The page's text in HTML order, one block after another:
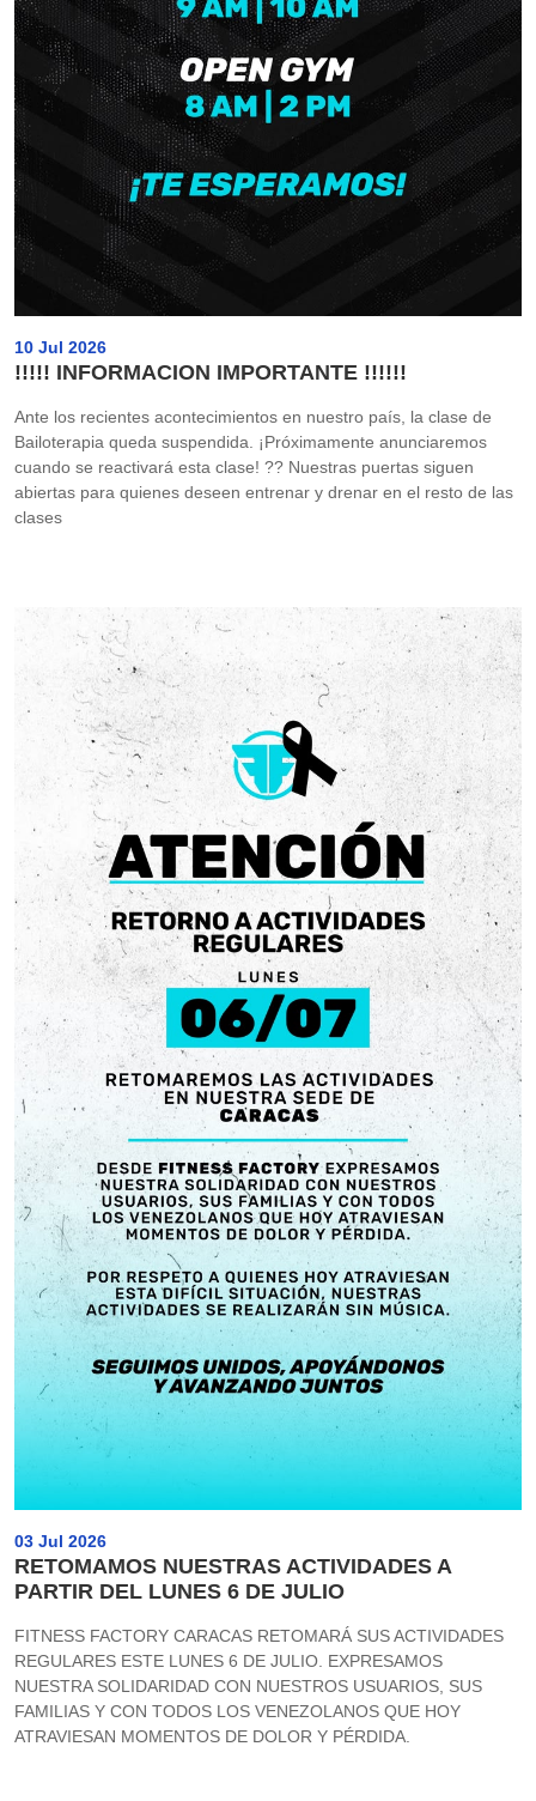
10 Jul 2026
!!!!! INFORMACION IMPORTANTE !!!!!!
Ante los recientes acontecimientos en nuestro país, la clase de
Bailoterapia queda suspendida. ¡Próximamente anunciaremos
cuando se reactivará esta clase! ?? Nuestras puertas siguen
abiertas para quienes deseen entrenar y drenar en el resto de las
clases
03 Jul 2026
RETOMAMOS NUESTRAS ACTIVIDADES A
PARTIR DEL LUNES 6 DE JULIO
FITNESS FACTORY CARACAS RETOMARÁ SUS ACTIVIDADES
REGULARES ESTE LUNES 6 DE JULIO. EXPRESAMOS
NUESTRA SOLIDARIDAD CON NUESTROS USUARIOS, SUS
FAMILIAS Y CON TODOS LOS VENEZOLANOS QUE HOY
ATRAVIESAN MOMENTOS DE DOLOR Y PÉRDIDA.